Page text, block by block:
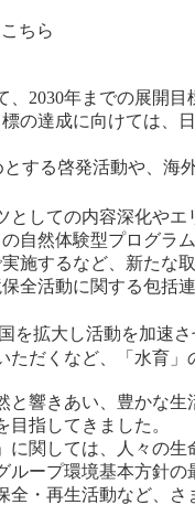
ちら
2030年までの展開目
の達成に向けては、
する啓発活動や、海
しての内容深化や
自然体験型プログラ
施するなど、新たな
全活動に関する包括
を拡大し活動を加速
ただくなど、「水育
響きあい、豊かな
指してきました。
関しては、人々の
ープ環境基本方針
・再生活動など、